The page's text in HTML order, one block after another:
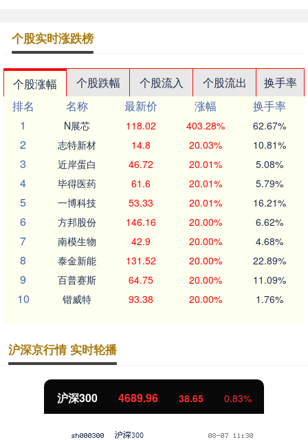
个股实时涨跌榜
个股涨幅 个股跌幅 个股流入 个股流出
换手率
排名
名称 最新价 涨幅
换手率
1
N展芯 118.02 403.28% 62.67%
2 志特新材 14.8 20.03% 10.81%
3 近岸蛋白 46.72 20.01% 5.08%
4 毕得医药 61.6 20.01% 5.79%
5 一博科技 53.33 20.01% 16.21%
6 方邦股份 146.16 20.00% 6.62%
7 南模生物 42.9 20.00% 4.68%
8 泰金新能 131.52 20.00% 22.89%
9 百普赛斯 64.75 20.00% 11.09%
10 锴威特 93.38 20.00% 1.76%
沪深京行情 实时轮播
北证50 1129.72 6.84 0.61%